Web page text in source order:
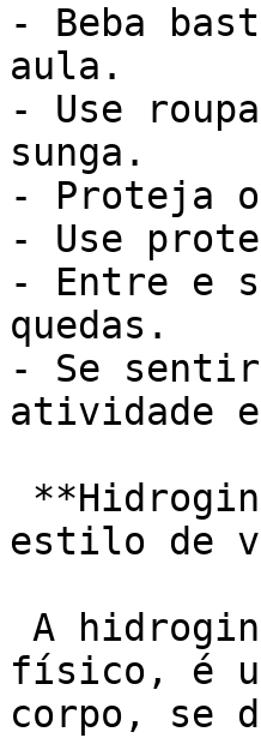
- Beba
aula.
- Use
sunga.
- Proteja o
- Use
- Entre e
quedas.
- Se
atividade
estilo de
físico, é
corpo, se